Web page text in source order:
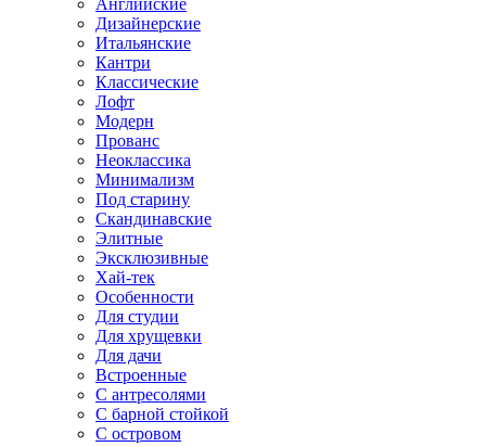
Английские
Дизайнерские
Итальянские
Кантри
Классические
Лофт
Модерн
Прованс
Неоклассика
Минимализм
Под старину
Скандинавские
Элитные
Эксклюзивные
Хай-тек
Особенности
Для студии
Для хрущевки
Для дачи
Встроенные
С антресолями
С барной стойкой
С островом